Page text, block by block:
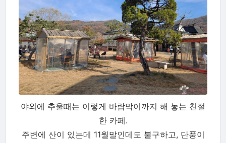
야외에 추울때는 이렇게 바람막이까지 해 놓는 친절
한 카페.
주변에 산이 있는데 11월말인데도 불구하고, 단풍이